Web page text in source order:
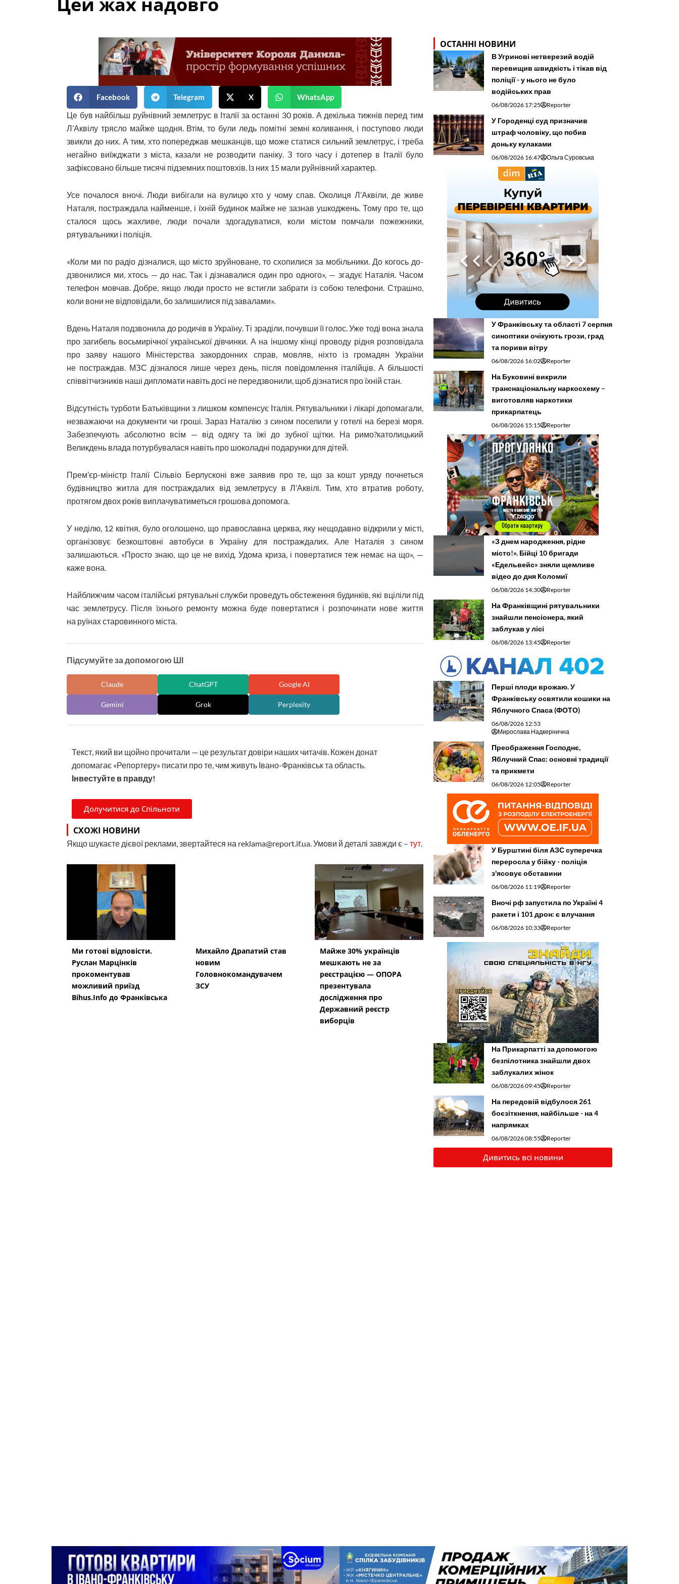
Facebook Telegram X WhatsApp
Це був найбільш руйнівний землетрус в Італії за останні 30 років. А декілька тижнів перед тим
Л’Аквілу трясло майже щодня. Втім, то були ледь помітні земні коливання, і поступово люди
звикли до них. А тим, хто попереджав мешканців, що може статися сильний землетрус, і треба
негайно виїжджати з міста, казали не розводити паніку. З того часу і дотепер в Італії було
зафіксовано більше тисячі підземних поштовхів. Із них 15 мали руйнівний характер.
Усе почалося вночі. Люди вибігали на вулицю хто у чому спав. Околиця Л’Аквіли, де живе
Наталя, постраждала найменше, і їхній будинок майже не зазнав ушкоджень. Тому про те, що
сталося щось жах­ливе, люди почали здогадуватися, коли містом помчали пожежники,
рятувальники і поліція.
«Коли ми по радіо дізналися, що місто зруйноване, то схопилися за мобільники. До когось до­
дзвонилися ми, хтось — до нас. Так і дізнавалися один про одного», — згадує Наталія. Часом
телефон мовчав. Добре, якщо люди просто не встигли забрати із собою телефони. Страшно,
коли вони не відповідали, бо залишилися під завалами».
Вдень Наталя подзвонила до родичів в Україну. Ті зраділи, почувши її голос. Уже тоді вона знала
про загибель восьмирічної української дівчинки. А на іншому кінці проводу рідня розповідала
про заяву нашого Міністерства закордонних справ, мовляв, ніхто із громадян України
не постраждав. МЗС дізналося лише через день, після повідомлення італійців. А більшості
співвітчизників наші дип­ломати навіть досі не передзвонили, щоб дізнатися про їхній стан.
Відсутність турботи Батьківщини з лишком компенсує Італія. Рятувальники і лікарі допомагали,
незважаючи на документи чи гроші. Зараз Наталію з сином поселили у готелі на березі моря.
Забезпечують абсолютно всім — від одягу та їжі до зубної щітки. На римо?католицький
Великдень влада потурбувалася навіть про шоколадні подарунки для дітей.
Прем’єр-міністр Італії Сільвіо Берлусконі вже заявив про те, що за кошт уряду почнеться
будівництво житла для постраждалих від землетрусу в Л’Аквілі. Тим, хто втратив роботу,
протягом двох років виплачуватиметься грошова допомога.
У неділю, 12 квітня, було оголошено, що православ­на церква, яку нещодавно відкрили у місті,
організовує безкоштовні автобуси в Україну для постраждалих. Але Наталія з сином
залишаються. «Просто знаю, що це не вихід. Удома криза, і повертатися теж немає на що», —
каже вона.
Найближчим часом італійські рятувальні служби проведуть обстеження будинків, які вціліли під
час землетрусу. Після їхнього ремонту можна буде повертатися і розпочинати нове життя
на руїнах старовинного міста.
Підсумуйте за допомогою ШІ
Claude ChatGPT Google AI
Gemini Grok Perplexity
Текст, який ви щойно прочитали — це результат довіри наших читачів. Кожен донат
допомагає «Репортеру» писати про те, чим живуть Івано-Франківськ та область.
Інвестуйте в правду!
Долучитися до Спільноти
СХОЖІ НОВИНИ
Якщо шукаєте дієвої реклами, звертайтеся на reklama@report.if.ua. Умови й деталі завжди є – тут
Ми готові відповісти.
Руслан Марцінків
прокоментував
можливий приїзд
Bihus.Info до Франківська
Михайло Драпатий став
новим
Головнокомандувачем
ЗСУ
Майже 30% українців
мешкають не за
реєстрацією — ОПОРА
презентувала
дослідження про
Державний реєстр
виборців
ОСТАННІ НОВИНИ
В Угринові нетверезий водій
перевищив швидкість і тікав від
поліції - у нього не було
водійських прав
06/08/2026 17:25 Reporter
У Городенці суд призначив
штраф чоловіку, що побив
доньку кулаками
06/08/2026 16:47 Ольга Суровська
У Франківську та області 7 серпня
синоптики очікують грози, град
та пориви вітру
06/08/2026 16:02 Reporter
На Буковині викрили
транснаціональну наркосхему –
виготовляв наркотики
прикарпатець
06/08/2026 15:15 Reporter
«З днем народження, рідне
місто!». Бійці 10 бригади
«Едельвейс» зняли щемливе
відео до дня Коломиї
06/08/2026 14:30 Reporter
На Франківщині рятувальники
знайшли пенсіонера, який
заблукав у лісі
06/08/2026 13:45 Reporter
Перші плоди врожаю. У
Франківську освятили кошики на
Яблучного Спаса (ФОТО)
06/08/2026 12:53
Мирослава Надкернична
Преображення Господнє,
Яблучний Спас: основні традиції
та прикмети
06/08/2026 12:05 Reporter
У Бурштині біля АЗС суперечка
переросла у бійку - поліція
з'ясовує обставини
06/08/2026 11:19 Reporter
Вночі рф запустила по Україні 4
ракети і 101 дрон: є влучання
06/08/2026 10:33 Reporter
На Прикарпатті за допомогою
безпілотника знайшли двох
заблукалих жінок
06/08/2026 09:45 Reporter
На передовій відбулося 261
боєзіткнення, найбільше - на 4
напрямках
06/08/2026 08:55 Reporter
Дивитись всі новини